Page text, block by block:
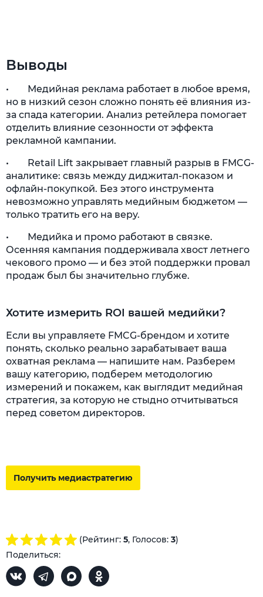
Выводы
• Медийная реклама работает в любое время,
но в низкий сезон сложно понять её влияния из-
за спада категории. Анализ ретейлера помогает
отделить влияние сезонности от эффекта
рекламной кампании.
• Retail Lift закрывает главный разрыв в FMCG-
аналитике: связь между диджитал-показом и
офлайн-покупкой. Без этого инструмента
невозможно управлять медийным бюджетом —
только тратить его на веру.
• Медийка и промо работают в связке.
Осенняя кампания поддерживала хвост летнего
чекового промо — и без этой поддержки провал
продаж был бы значительно глубже.
Хотите измерить ROI вашей медийки?
Если вы управляете FMCG-брендом и хотите
понять, сколько реально зарабатывает ваша
охватная реклама — напишите нам. Разберем
вашу категорию, подберем методологию
измерений и покажем, как выглядит медийная
стратегия, за которую не стыдно отчитываться
перед советом директоров.
Получить медиастратегию
(Рейтинг: 5, Голосов: 3)
Поделиться: